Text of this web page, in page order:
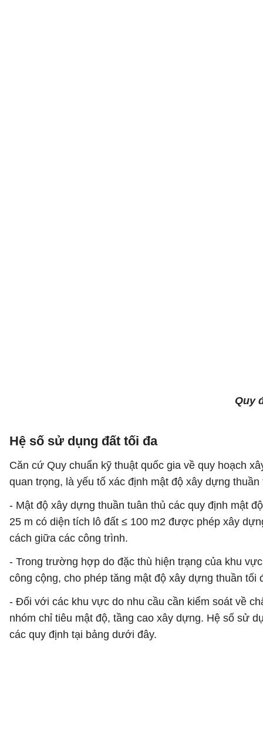
Quy
Hệ số sử dụng đất tối đa
Căn cứ Quy chuẩn kỹ thuật quốc gia về quy hoạch
quan trọng, là yếu tố xác định mật độ xây dựng
- Mật độ xây dựng thuần tuân thủ các quy định mật
25 m có diện tích lô đất ≤ 100 m2 được phép xây
cách giữa các công trình.
- Trong trường hợp do đặc thù hiện trạng của khu
công cộng, cho phép tăng mật độ xây dựng thuần
- Đối với các khu vực do nhu cầu cần kiểm soát về
nhóm chỉ tiêu mật độ, tầng cao xây dựng. Hệ số sử
các quy định tại bảng dưới đây.